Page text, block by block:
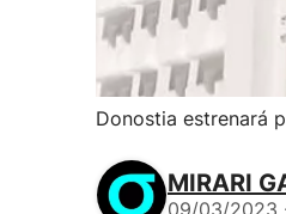
Donostia estrenará
MIRARI
09/03/2023